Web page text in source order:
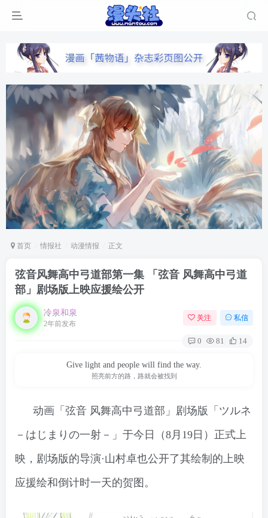
首页 情报社 动漫情报 正文
弦音风舞高中弓道部第一集 「弦音 风舞高中弓道
部」剧场版上映应援绘公开
冷泉和泉
2年前发布
关注 私信
0 81 14
Give light and people will find the way.
照亮前方的路，路就会被找到
动画「弦音 风舞高中弓道部」剧场版「ツルネ
－はじまりの一射－」于今日（8月19日）正式上
映，剧场版的导演·山村卓也公开了其绘制的上映
应援绘和倒计时一天的贺图。